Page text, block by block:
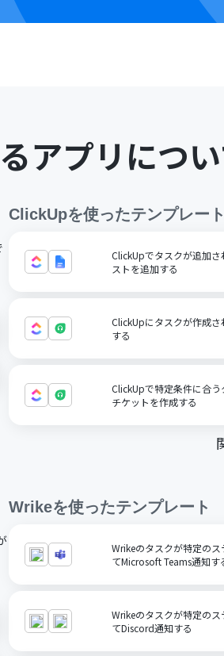
アプリにつ
ClickUpを使ったテンプレー
ClickUpでタスクが追加
ストを追加する
ClickUpにタスクが作成
する
ClickUpで特定条件に合
チケットを作成する
Wrikeを使ったテンプレート
Wrikeのタスクが特定の
てMicrosoft Teams通知す
Wrikeのタスクが特定の
てDiscord通知する